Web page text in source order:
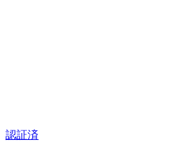
認証済